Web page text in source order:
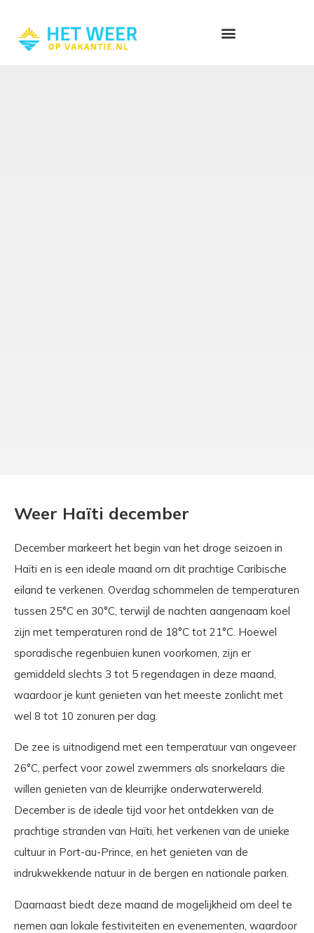
Weer Haïti december
December markeert het begin van het droge seizoen in
Haïti en is een ideale maand om dit prachtige Caribische
eiland te verkenen. Overdag schommelen de temperaturen
tussen 25°C en 30°C, terwijl de nachten aangenaam koel
zijn met temperaturen rond de 18°C tot 21°C. Hoewel
sporadische regenbuien kunen voorkomen, zijn er
gemiddeld slechts 3 tot 5 regendagen in deze maand,
waardoor je kunt genieten van het meeste zonlicht met
wel 8 tot 10 zonuren per dag.
De zee is uitnodigend met een temperatuur van ongeveer
26°C, perfect voor zowel zwemmers als snorkelaars die
willen genieten van de kleurrijke onderwaterwereld.
December is de ideale tijd voor het ontdekken van de
prachtige stranden van Haïti, het verkenen van de unieke
cultuur in Port-au-Prince, en het genieten van de
indrukwekkende natuur in de bergen en nationale parken.
Daarnaast biedt deze maand de mogelijkheid om deel te
nemen aan lokale festiviteiten en evenementen, waardoor